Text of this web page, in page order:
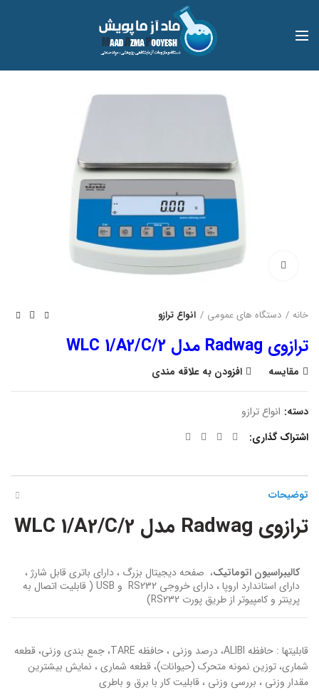
بزرگنمایی تصویر
خانه دستگاه های عمومی انواع ترازو
ترازوی Radwag مدل WLC 1/A2/C/2
مقایسه افزودن به علاقه مندی
دسته: انواع ترازو
اشتراک گذاری
توضیحات
ترازوی Radwag مدل WLC 1/A2/C/2
کالیبراسیون اتوماتیک، صفحه دیجیتال بزرگ ، دارای باتری قابل شارژ ،
دارای استاندارد اروپا ، دارای خروجی RS232 و USB ( قابلیت اتصال به
پرینتر و کامپیوتر از طریق پورت RS232)
قابلیتها : حافظه ALIBI، درصد وزنی ، حافظه TARE، جمع بندی وزنی، قطعه
شماری، توزین نمونه متحرک (حیوانات)، قطعه شماری ، نمایش بیشترین
مقدار وزنی ، بررسی وزنی ، قابلیت کار با برق و باطری